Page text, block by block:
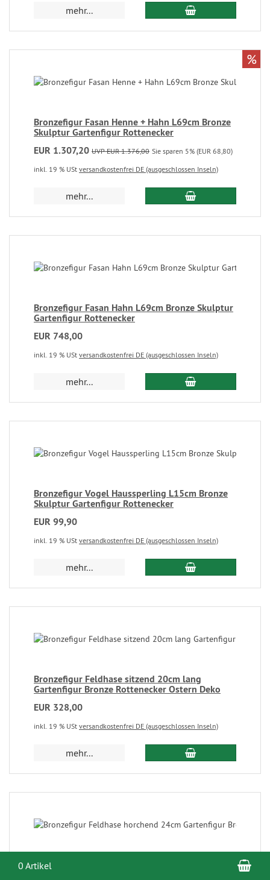
mehr...
Bronzefigur Fasan Henne + Hahn L69cm Bronze
Skulptur Gartenfigur Rottenecker
EUR 1.307,20 UVP EUR 1.376,00 Sie sparen 5% (EUR 68,80)
inkl. 19 % USt versandkostenfrei DE (ausgeschlossen Inseln)
mehr...
%
Bronzefigur Fasan Hahn L69cm Bronze Skulptur
Gartenfigur Rottenecker
EUR 748,00
inkl. 19 % USt versandkostenfrei DE (ausgeschlossen Inseln)
mehr...
Bronzefigur Vogel Haussperling L15cm Bronze
Skulptur Gartenfigur Rottenecker
EUR 99,90
inkl. 19 % USt versandkostenfrei DE (ausgeschlossen Inseln)
mehr...
Bronzefigur Feldhase sitzend 20cm lang
Gartenfigur Bronze Rottenecker Ostern Deko
EUR 328,00
inkl. 19 % USt versandkostenfrei DE (ausgeschlossen Inseln)
mehr...
Bronzefigur Feldhase horchend 24cm
0 Artikel